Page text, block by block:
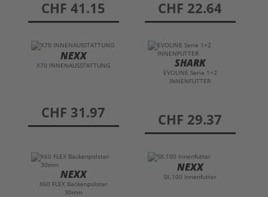
preis
CHF 41.15 preis
CHF 22.64
NEXX
X70 INNENAUSSTATTUNG
preis
CHF 31.97
SHARK
EVOLINE Serie 1+2
INNENFUTTER
preis
CHF 29.37
NEXX
X60 FLEX Backenpolster
30mm
NEXX
SX.100 Innenfutter